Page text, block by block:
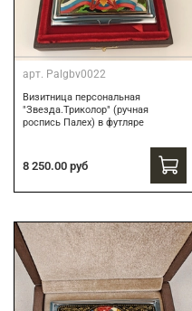
арт. Palgbv0022
Визитница персональная
"Звезда.Триколор" (ручная
роспись Палех) в футляре
8 250.00 руб